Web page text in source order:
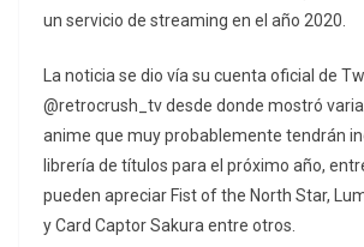
un servicio de streaming en el año 2020.
La noticia se dio vía su cuenta oficial de
@retrocrush_tv desde donde mostró
anime que muy probablemente tendrán
librería de títulos para el próximo año,
pueden apreciar Fist of the North Star,
y Card Captor Sakura entre otros.